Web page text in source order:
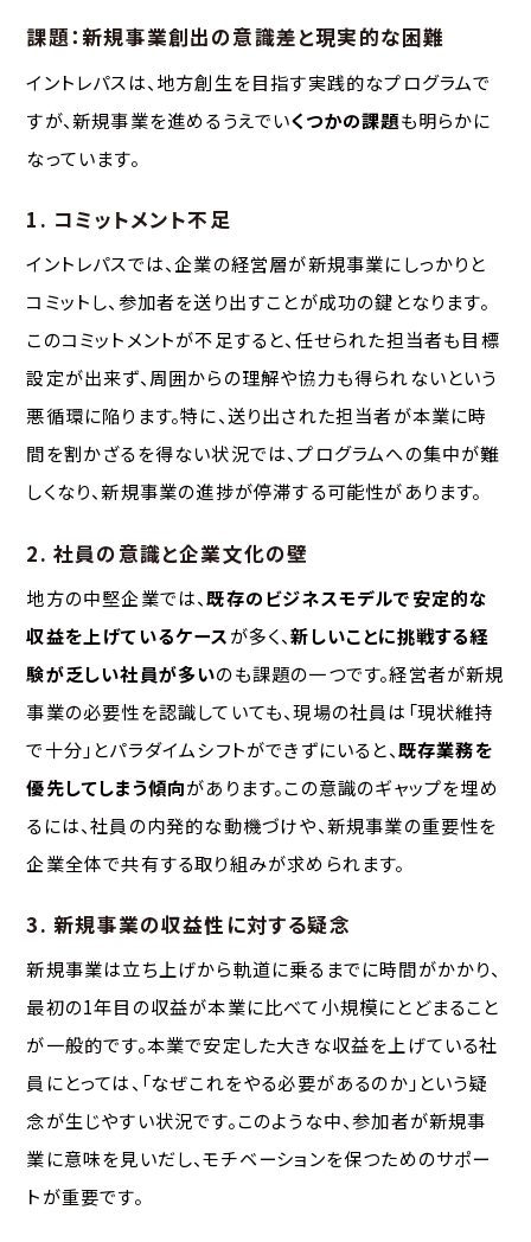
課題：新規事業創出の意識差と現実的な困難
イントレパスは、地方創生を目指す実践的なプログラムで
すが、新規事業を進めるうえでいくつかの課題も明らかに
なっています。
1. コミットメント不足
イントレパスでは、企業の経営層が新規事業にしっかりと
コミットし、参加者を送り出すことが成功の鍵となります。
このコミットメントが不足すると、任せられた担当者も目標
設定が出来ず、周囲からの理解や協力も得られないという
悪循環に陥ります。特に、送り出された担当者が本業に時
間を割かざるを得ない状況では、プログラムへの集中が難
しくなり、新規事業の進捗が停滞する可能性があります。
2. 社員の意識と企業文化の壁
地方の中堅企業では、既存のビジネスモデルで安定的な
収益を上げているケースが多く、新しいことに挑戦する経
験が乏しい社員が多いのも課題の一つです。経営者が新規
事業の必要性を認識していても、現場の社員は「現状維持
で十分」とパラダイムシフトができずにいると、既存業務を
優先してしまう傾向があります。この意識のギャップを埋め
るには、社員の内発的な動機づけや、新規事業の重要性を
企業全体で共有する取り組みが求められます。
3. 新規事業の収益性に対する疑念
新規事業は立ち上げから軌道に乗るまでに時間がかかり、
最初の1年目の収益が本業に比べて小規模にとどまること
が一般的です。本業で安定した大きな収益を上げている社
員にとっては、「なぜこれをやる必要があるのか」という疑
念が生じやすい状況です。このような中、参加者が新規事
業に意味を見いだし、モチベーションを保つためのサポー
トが重要です。